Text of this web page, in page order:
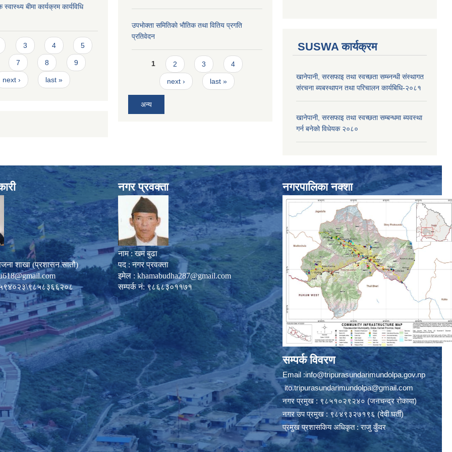
स्वास्थ्य बीमा कार्यक्रम कार्यविधि
3 4 5
7 8 9
next › last »
उपभाेक्ता समितिकाे भाैतिक तथा वितिय प्रगति
प्रतिवेदन
Pages
1 2 3 4
next › last »
अन्य
SUSWA कार्यक्रम
खानेपानी, सरसफाइ तथा स्वच्छता सम्ब्नन्धी संस्थागत
संरचना ब्यबस्थापन तथा परिचालन कार्यबिधि-२०८१
खानेपानी, सरसफाइ तथा स्वच्छता सम्बन्धमा ब्यवस्था
गर्न बनेको विधेयक २०८०
शाखा (प्रशासन सातौ)
नगर प्रवक्ता
नाम : खम बुढा
पद : नगर प्रवक्ता
इमेल : khamabudha287@gmail.com
सम्पर्क नं: ९८६८३०११७१
नगरपालिका नक्शा
सम्पर्क विवरण
Email :info@tripurasundarimundolpa.gov.np
ito.tripurasundarimundolpa@gmail.com
नगर प्रमुख : ९८५१०२९२४० (जनचन्द्र रोकाया)
नगर उप प्रमुख : ९८४९३२७१९६ (देवी घर्ती)
प्रमुख प्रशासकिय अधिकृत : राजु कुँवर